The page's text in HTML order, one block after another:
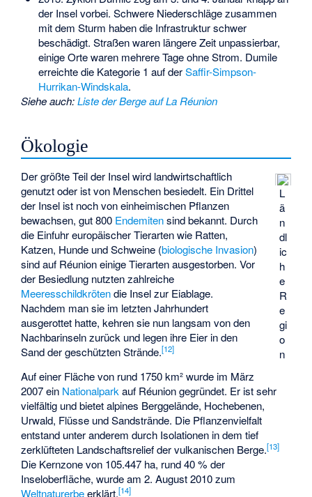
der Insel vorbei. Schwere Niederschläge zusammen
mit dem Sturm haben die Infrastruktur schwer
beschädigt. Straßen waren längere Zeit unpassierbar,
einige Orte waren mehrere Tage ohne Strom. Dumile
erreichte die Kategorie 1 auf derSaffir-Simpson-
Hurrikan-Windskala.
Siehe auch:Liste der Berge auf La Réunion
Ökologie
L
ä
n
dl
ic
h
e
R
e
gi
o
n
Der größte Teil der Insel wird landwirtschaftlich
genutzt oder ist von Menschen besiedelt. Ein Drittel
der Insel ist noch von einheimischen Pflanzen
bewachsen, gut 800 Endemitensind bekannt. Durch
die Einfuhr europäischer Tierarten wie Ratten,
Katzen, Hunde und Schweine (biologische Invasion)
sind auf Réunion einige Tierarten ausgestorben. Vor
der Besiedlung nutzten zahlreiche
Meeresschildkrötendie Insel zur Eiablage.
Nachdem man sie im letzten Jahrhundert
ausgerottet hatte, kehren sie nun langsam von den
Nachbarinseln zurück und legen ihre Eier in den
Sand der geschützten Strände.[12]
Auf einer Fläche von rund 1750 km²wurde im März
2007 ein Nationalpark auf Réunion gegründet. Er ist sehr
vielfältig und bietet alpines Berggelände, Hochebenen,
Urwald, Flüsse und Sandstrände. Die Pflanzenvielfalt
entstand unter anderem durch Isolationen in dem tief
zerklüfteten Landschaftsrelief der vulkanischen Berge.[13]
Die Kernzone von 105.447 ha, rund40 % der
Inseloberfläche, wurde am2. August 2010zum
Weltnaturerbeerklärt.[14]